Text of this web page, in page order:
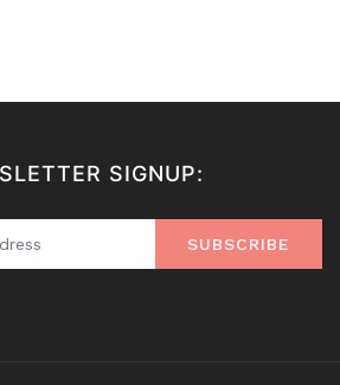
SIGNUP:
SUBSCRIBE